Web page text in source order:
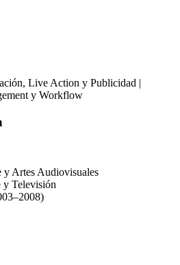
Live Action y Publicidad |
y Workflow
Artes Audiovisuales
y Televisión